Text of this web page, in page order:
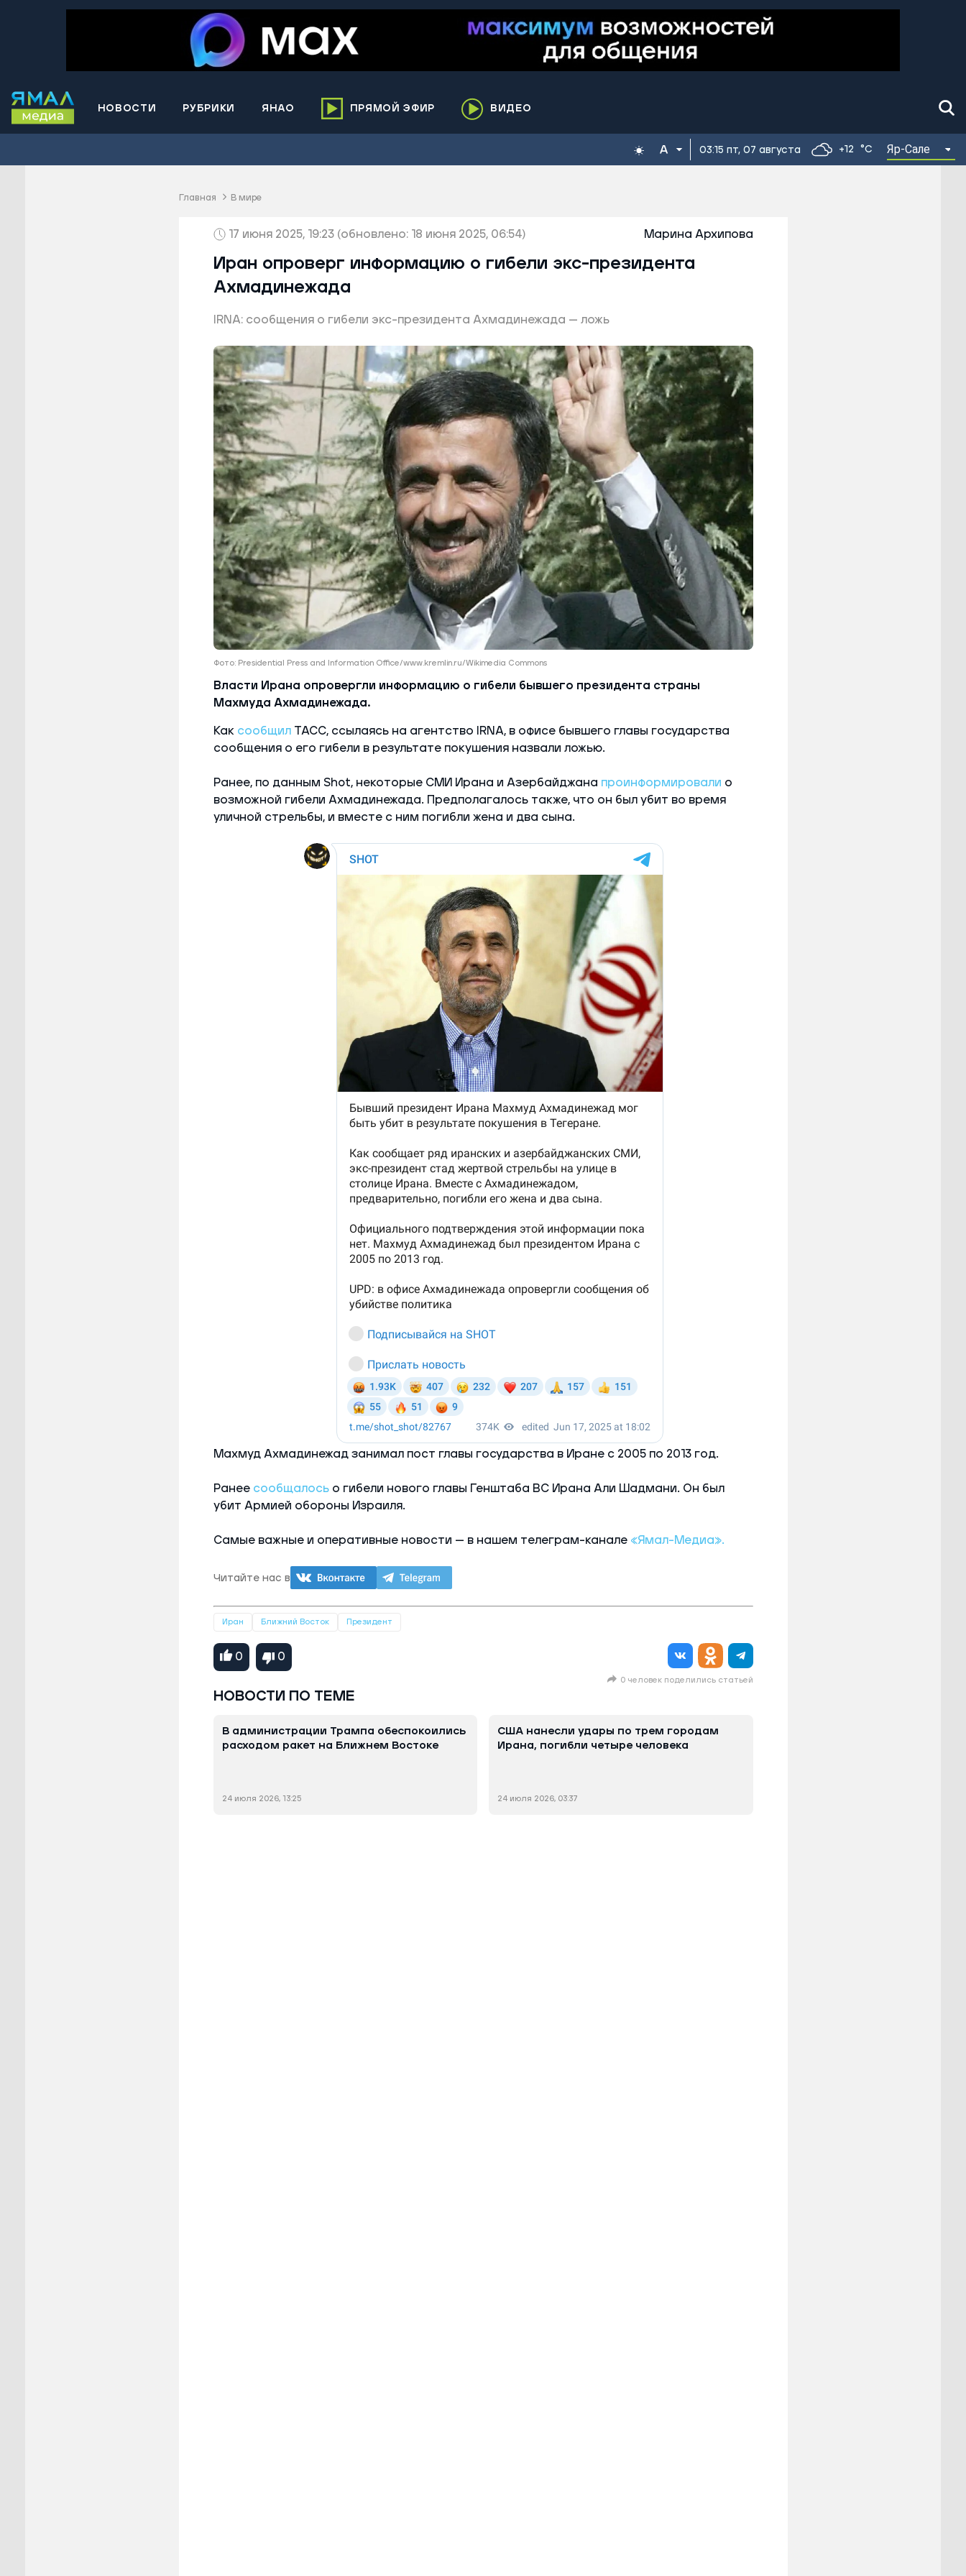
НОВОСТИ РУБРИКИ ЯНАО
Муравленко
Ноябрьск
Приуральский район
Салехард
Тарко-Сале
Тазовский район
Шурышкарский район
Ямальский район
ПРЯМОЙ ЭФИР ВИДЕО
03:15 пт, 07 августа +12 °C Яр-Сале
Главная В мире
17 июня 2025, 19:23 (обновлено: 18 июня 2025, 06:54) Марина Архипова
Иран опроверг информацию о гибели экс-президента
Ахмадинежада
IRNA: сообщения о гибели экс-президента Ахмадинежада — ложь
Фото: Presidential Press and Information Office/www.kremlin.ru/Wikimedia Commons
Власти Ирана опровергли информацию о гибели бывшего президента страны
Махмуда Ахмадинежада.
Как сообщилТАСС, ссылаясь на агентство IRNA, в офисе бывшего главы государства
сообщения о его гибели в результате покушения назвали ложью.
Ранее, по данным Shot, некоторые СМИ Ирана и Азербайджана проинформировали о
возможной гибели Ахмадинежада. Предполагалось также, что он был убит во время
уличной стрельбы, и вместе с ним погибли жена и два сына.
Махмуд Ахмадинежад занимал пост главы государства в Иране с 2005 по 2013 год.
Ранее сообщалосьо гибели нового главы Генштаба ВС Ирана Али Шадмани. Он был
убит Армией обороны Израиля.
Самые важные и оперативные новости — в нашем телеграм-канале «Ямал-Медиа».
Читайте нас в
Иран Ближний Восток Президент
0 0
0 человек поделились статьей
НОВОСТИ ПО ТЕМЕ
В администрации Трампа обеспокоились
расходом ракет на Ближнем Востоке
24 июля 2026, 13:25
США нанесли удары по трем городам
Ирана, погибли четыре человека
24 июля 2026, 03:37